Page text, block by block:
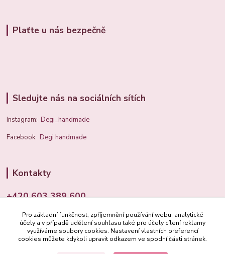
Plaťte u nás bezpečně
Sledujte nás na sociálních sítích
Instagram:Degi_handmade
Facebook:Degi handmade
Kontakty
+420 603 389 600
info@degi.cz
Pro základní funkčnost, zpříjemnění používání webu, analytické
účely a v případě udělení souhlasu také pro účely cílení reklamy
využíváme soubory cookies. Nastavení vlastních preferencí
cookies můžete kdykoli upravit odkazem ve spodní části stránek.